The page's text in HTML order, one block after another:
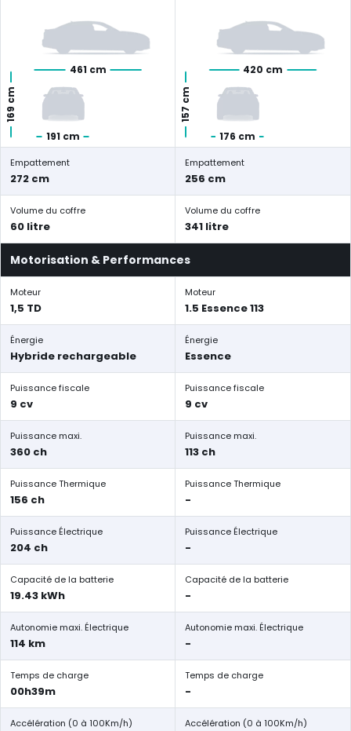
461 cm
191 cm
169 cm
420 cm
176 cm
157 cm
Empattement
272 cm
Empattement
256 cm
Volume du coffre
60 litre
Volume du coffre
341 litre
Motorisation & Performances
Moteur
1,5 TD
Moteur
1.5 Essence 113
Énergie
Hybride rechargeable
Énergie
Essence
Puissance fiscale
9 cv
Puissance fiscale
9 cv
Puissance maxi.
360 ch
Puissance maxi.
113 ch
Puissance Thermique
156 ch
Puissance Thermique
-
Puissance Électrique
204 ch
Puissance Électrique
-
Capacité de la batterie
19.43 kWh
Capacité de la batterie
-
Autonomie maxi. Électrique
114 km
Autonomie maxi. Électrique
-
Temps de charge
00h39m
Temps de charge
-
Accélération (0 à 100Km/h) Accélération (0 à 100Km/h)